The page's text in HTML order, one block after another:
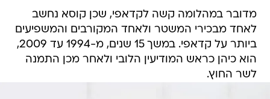
מדובר במהלומה קשה לקדאפי, שכן קוסא נחשב
לאחד מבכירי המשטר ולאחד המקורבים והמשפיעים
ביותר על קדאפי. במשך 15 שנים, מ-1994 עד 2009,
הוא כיהן כראש המודיעין הלובי ולאחר מכן התמנה
לשר החוץ.